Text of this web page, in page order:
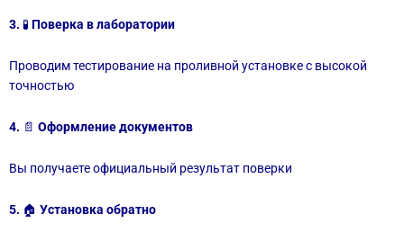
3. 🧪 Поверка в лаборатории
Проводим тестирование на проливной установке с высокой
точностью
4. 📄 Оформление документов
Вы получаете официальный результат поверки
5. 🏠 Установка обратно